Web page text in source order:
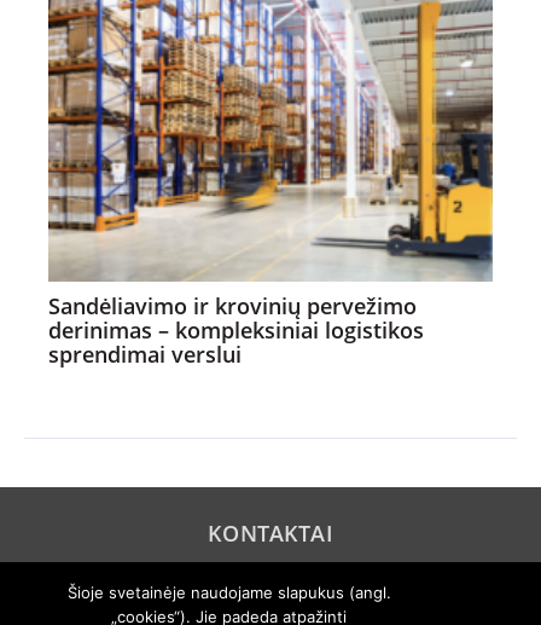
Sandėliavimo ir krovinių pervežimo
derinimas – kompleksiniai logistikos
sprendimai verslui
KONTAKTAI
Šioje svetainėje naudojame slapukus (angl.
„cookies“). Jie padeda atpažinti